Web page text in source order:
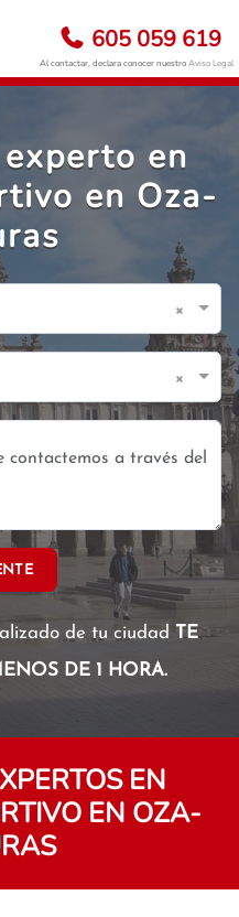
605 059 619
Al contactar, declara conocer nuestroAviso Legal
en
en Oza-
×
×
de tu ciudad TE
DE 1 HORA.
EN
EN OZA-